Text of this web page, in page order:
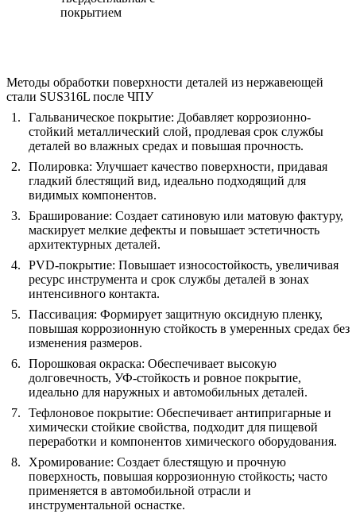
покрытием
Методы обработки поверхности деталей из нержавеющей
стали SUS316L после ЧПУ
Гальваническое покрытие: Добавляет коррозионно-
стойкий металлический слой, продлевая срок службы
деталей во влажных средах и повышая прочность.
Полировка: Улучшает качество поверхности, придавая
гладкий блестящий вид, идеально подходящий для
видимых компонентов.
Браширование: Создает сатиновую или матовую фактуру,
маскирует мелкие дефекты и повышает эстетичность
архитектурных деталей.
PVD-покрытие: Повышает износостойкость, увеличивая
ресурс инструмента и срок службы деталей в зонах
интенсивного контакта.
Пассивация: Формирует защитную оксидную пленку,
повышая коррозионную стойкость в умеренных средах без
изменения размеров.
Порошковая окраска: Обеспечивает высокую
долговечность, УФ-стойкость и ровное покрытие,
идеально для наружных и автомобильных деталей.
Тефлоновое покрытие: Обеспечивает антипригарные и
химически стойкие свойства, подходит для пищевой
переработки и компонентов химического оборудования.
Хромирование: Создает блестящую и прочную
поверхность, повышая коррозионную стойкость; часто
применяется в автомобильной отрасли и
инструментальной оснастке.